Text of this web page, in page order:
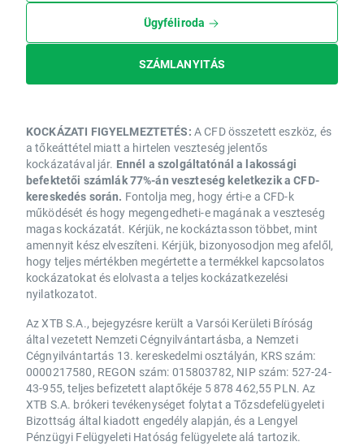
Ügyféliroda
SZÁMLANYITÁS
KOCKÁZATI FIGYELMEZTETÉS: A CFD összetett eszköz, és
a tőkeáttétel miatt a hirtelen veszteség jelentős
kockázatával jár. Ennél a szolgáltatónál a lakossági
befektetői számlák 77%-án veszteség keletkezik a CFD-
kereskedés során. Fontolja meg, hogy érti-e a CFD-k
működését és hogy megengedheti-e magának a veszteség
magas kockázatát. Kérjük, ne kockáztasson többet, mint
amennyit kész elveszíteni. Kérjük, bizonyosodjon meg afelől,
hogy teljes mértékben megértette a termékkel kapcsolatos
kockázatokat és elolvasta a teljes kockázatkezelési
nyilatkozatot.
Az XTB S.A., bejegyzésre került a Varsói Kerületi Bíróság
által vezetett Nemzeti Cégnyilvántartásba, a Nemzeti
Cégnyilvántartás 13. kereskedelmi osztályán, KRS szám:
0000217580, REGON szám: 015803782, NIP szám: 527-24-
43-955, teljes befizetett alaptőkéje 5 878 462,55 PLN. Az
XTB S.A. brókeri tevékenységet folytat a Tőzsdefelügyeleti
Bizottság által kiadott engedély alapján, és a Lengyel
Pénzügyi Felügyeleti Hatóság felügyelete alá tartozik.